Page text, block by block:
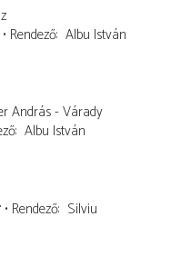
Rendező Albu István
András - Várady
Albu István
Rendező Silviu